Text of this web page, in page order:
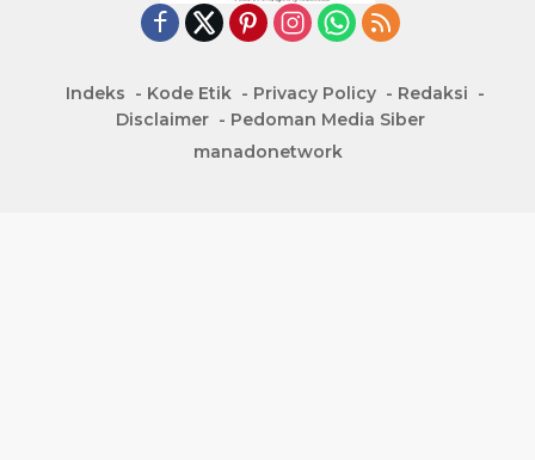
Indeks Kode Etik Privacy Policy
Redaksi
Disclaimer
Pedoman Media Siber
manadonetwork